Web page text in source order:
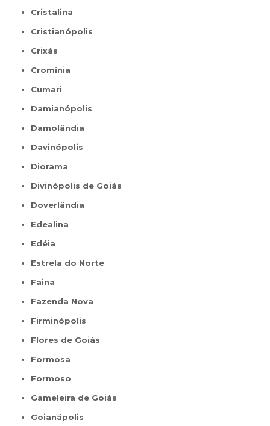
Cristalina
Cristianópolis
Crixás
Cromínia
Cumari
Damianópolis
Damolândia
Davinópolis
Diorama
Divinópolis de Goiás
Doverlândia
Edealina
Edéia
Estrela do Norte
Faina
Fazenda Nova
Firminópolis
Flores de Goiás
Formosa
Formoso
Gameleira de Goiás
Goianápolis